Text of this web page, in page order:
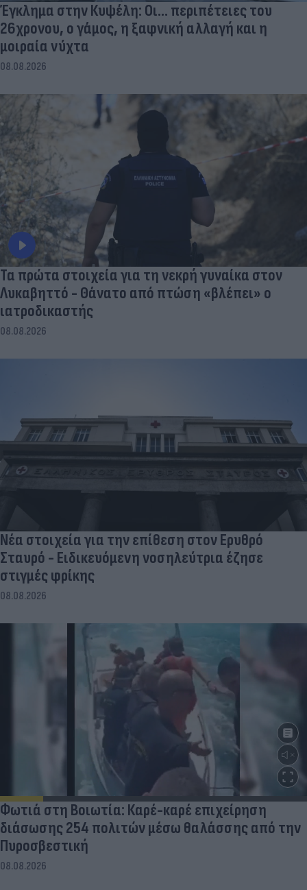
Έγκλημα στην Κυψέλη: Οι... περιπέτειες του
26χρονου, ο γάμος, η ξαφνική αλλαγή και η
μοιραία νύχτα
08.08.2026
Τα πρώτα στοιχεία για τη νεκρή γυναίκα στον
Λυκαβηττό - Θάνατο από πτώση «βλέπει» ο
ιατροδικαστής
08.08.2026
Νέα στοιχεία για την επίθεση στον Ερυθρό
Σταυρό - Ειδικευόμενη νοσηλεύτρια έζησε
στιγμές φρίκης
08.08.2026
Φωτιά στη Βοιωτία: Καρέ-καρέ επιχείρηση
διάσωσης 254 πολιτών μέσω θαλάσσης από την
Πυροσβεστική
08.08.2026